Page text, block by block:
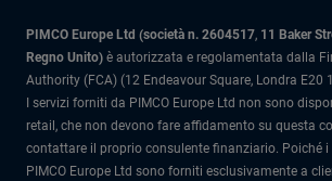
PIMCO Europe Ltd (società n. 2604517, 11 Baker
Regno Unito) è autorizzata e regolamentata dalla
Authority (FCA) (12 Endeavour Square, Londra E20
I servizi forniti da PIMCO Europe Ltd non sono
retail, che non devono fare affidamento su questa
contattare il proprio consulente finanziario. Poiché i
PIMCO Europe Ltd sono forniti esclusivamente a